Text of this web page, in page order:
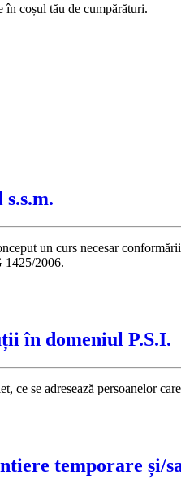
în coșul tău de cumpărături.
un curs necesar
1425/2006.
în domeniul P.S.I.
ce se adresează persoanelor
temporare și/